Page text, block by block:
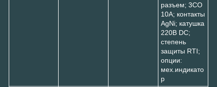
разъем; 3CO
10A; контакты
AgNi; катушка
220В DC;
степень
защиты RTI;
опции:
мех.индикато
р